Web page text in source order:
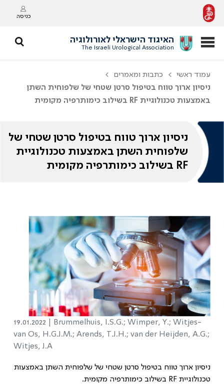
כניסה
האיגוד הישראלי לאורולוגיה
The Israeli Urological Association
עמוד ראשי
כתבות ומאמרים
ניסיון ארוך טווח בטיפול סרטן שטחי של שלפוחית השתן
באמצעות טכנולוגיית RF בשילוב כימותרפיה מקומית
ניסיון ארוך טווח בטיפול סרטן שטחי של
שלפוחית השתן באמצעות טכנולוגיית
RF בשילוב כימותרפיה מקומית
19.01.2022 |
Brummelhuis, I.S.G.; Wimper, Y.; Witjes-
van Os, H.G.J.M.; Arends, T.J.H.; van der Heijden, A.G.;
Witjes, J.A
ניסיון ארוך טווח בטיפול סרטן שטחי של שלפוחית השתן באמצעות
טכנולוגיית RF בשילוב כימותרפיה מקומית.